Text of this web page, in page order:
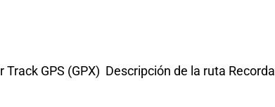
Track GPS (GPX) Descripción de la ruta